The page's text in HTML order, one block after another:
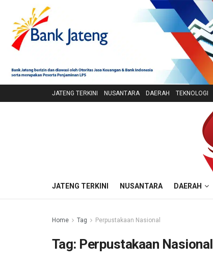
JATENG TERKINI NUSANTARA DAERAH TEKNOLOGI
JATENG TERKINI NUSANTARA DAERAH
Home Tag Perpustakaan Nasional
Tag: Perpustakaan Nasional